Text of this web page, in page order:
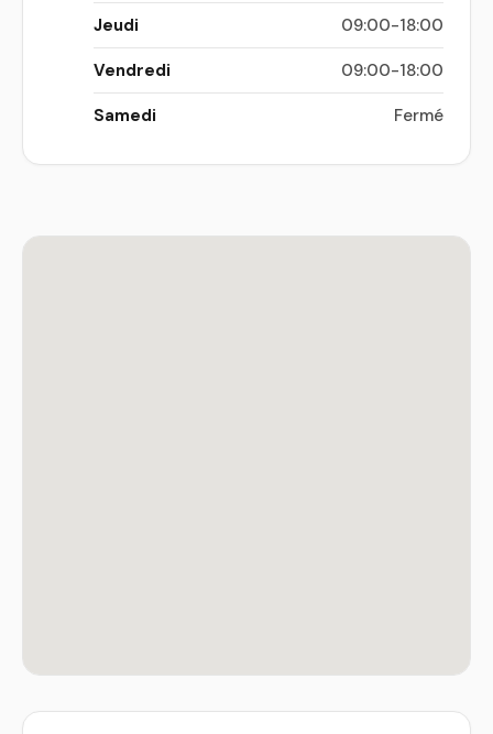
Jeudi 09:00-18:00
Vendredi 09:00-18:00
Samedi Fermé